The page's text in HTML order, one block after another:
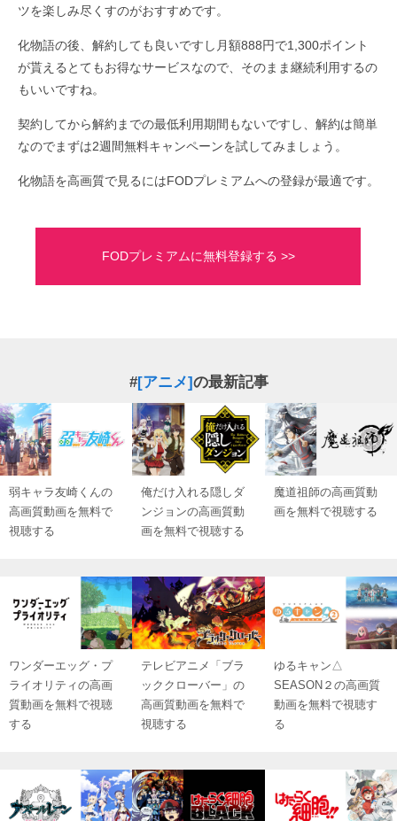
ツを楽しみ尽くすのがおすすめです。
化物語の後、解約しても良いですし月額888円で1,300ポイント
が貰えるとてもお得なサービスなので、そのまま継続利用するの
もいいですね。
契約してから解約までの最低利用期間もないですし、解約は簡単
なのでまずは2週間無料キャンペーンを試してみましょう。
化物語を高画質で見るにはFODプレミアムへの登録が最適です。
FODプレミアムに無料登録する >>
#[アニメ]の最新記事
弱キャラ友崎くんの
高画質動画を無料で
視聴する
俺だけ入れる隠しダ
ンジョンの高画質動
画を無料で視聴する
魔道祖師の高画質動
画を無料で視聴する
ワンダーエッグ・プ
ライオリティの高画
質動画を無料で視聴
する
テレビアニメ「ブラ
ッククローバー」の
高画質動画を無料で
視聴する
ゆるキャン△
SEASON２の高画質
動画を無料で視聴す
る